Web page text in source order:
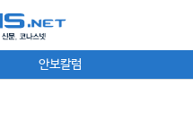
안보칼럼